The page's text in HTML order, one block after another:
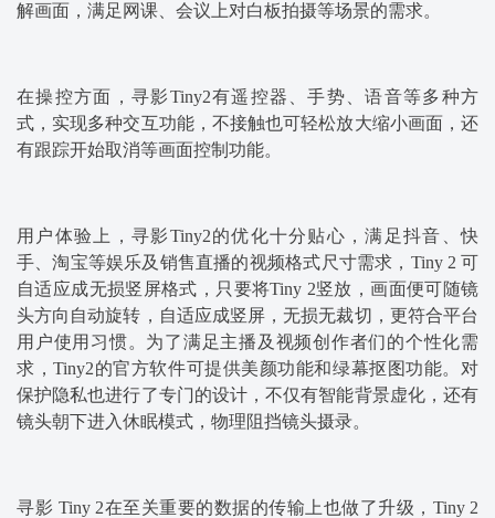
解画面，满足网课、会议上对白板拍摄等场景的需求。
在操控方面，寻影Tiny2有遥控器、手势、语音等多种方
式，实现多种交互功能，不接触也可轻松放大缩小画面，还
有跟踪开始取消等画面控制功能。
用户体验上，寻影Tiny2的优化十分贴心，满足抖音、快
手、淘宝等娱乐及销售直播的视频格式尺寸需求，Tiny 2 可
自适应成无损竖屏格式，只要将Tiny 2竖放，画面便可随镜
头方向自动旋转，自适应成竖屏，无损无裁切，更符合平台
用户使用 习惯。为了满足主播及视频创作者们的个性化需
求，Tiny2的官方软件可提供美颜功能和绿幕抠图功能。对
保护隐私也进行了专门的设计，不仅有智能背景虚化，还有
镜头朝下进入休眠模式，物理阻挡镜头摄录。
寻影 Tiny 2在至关重要的数据的传输上也做了升级，Tiny 2